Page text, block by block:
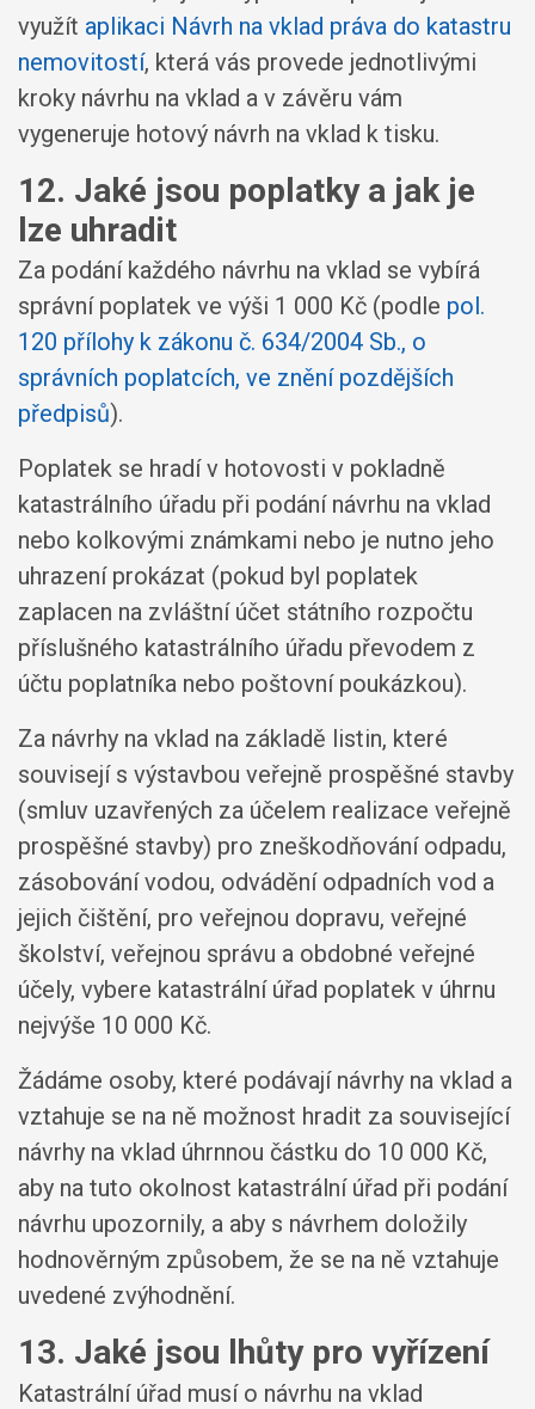
využít aplikaci Návrh na vklad práva do katastru
nemovitostí, která vás provede jednotlivými
kroky návrhu na vklad a v závěru vám
vygeneruje hotový návrh na vklad k tisku.
12. Jaké jsou poplatky a jak je
lze uhradit
Za podání každého návrhu na vklad se vybírá
správní poplatek ve výši 1 000 Kč (podle pol.
120 přílohy k zákonu č. 634/2004 Sb., o
správních poplatcích, ve znění pozdějších
předpisů).
Poplatek se hradí v hotovosti v pokladně
katastrálního úřadu při podání návrhu na vklad
nebo kolkovými známkami nebo je nutno jeho
uhrazení prokázat (pokud byl poplatek
zaplacen na zvláštní účet státního rozpočtu
příslušného katastrálního úřadu převodem z
účtu poplatníka nebo poštovní poukázkou).
Za návrhy na vklad na základě listin, které
souvisejí s výstavbou veřejně prospěšné stavby
(smluv uzavřených za účelem realizace veřejně
prospěšné stavby) pro zneškodňování odpadu,
zásobování vodou, odvádění odpadních vod a
jejich čištění, pro veřejnou dopravu, veřejné
školství, veřejnou správu a obdobné veřejné
účely, vybere katastrální úřad poplatek v úhrnu
nejvýše 10 000 Kč.
Žádáme osoby, které podávají návrhy na vklad a
vztahuje se na ně možnost hradit za související
návrhy na vklad úhrnnou částku do 10 000 Kč,
aby na tuto okolnost katastrální úřad při podání
návrhu upozornily, a aby s návrhem doložily
hodnověrným způsobem, že se na ně vztahuje
uvedené zvýhodnění.
13. Jaké jsou lhůty pro vyřízení
Katastrální úřad musí o návrhu na vklad